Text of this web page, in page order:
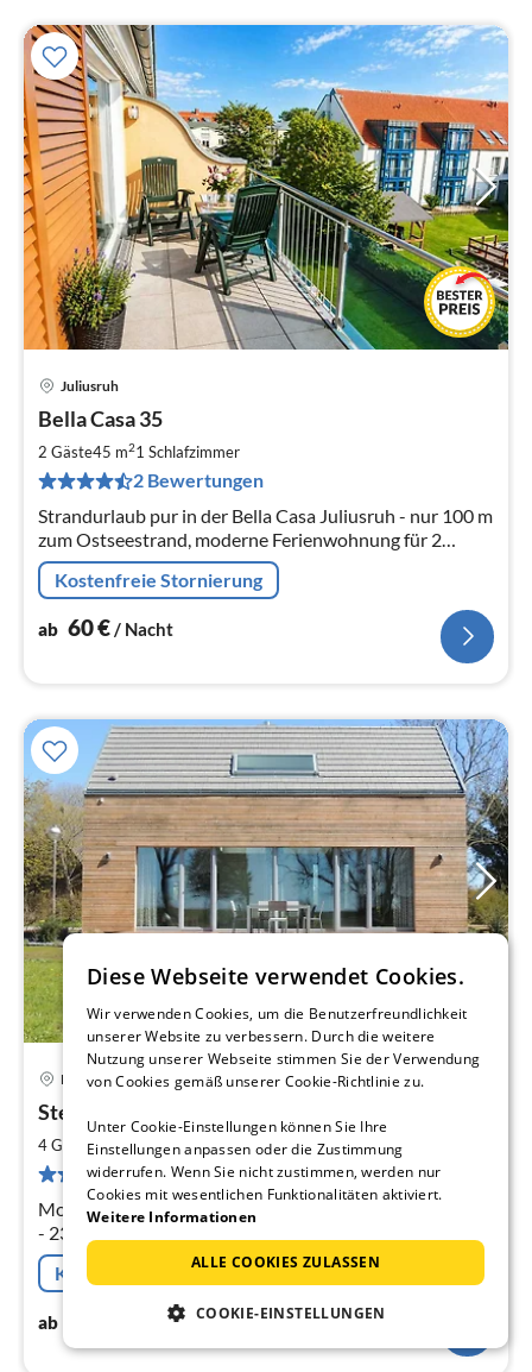
Juliusruh
Bella Casa 35
2 Gäste45 m21 Schlafzimmer
2 Bewertungen
Strandurlaub pur in der Bella Casa Juliusruh - nur 100 m
zum Ostseestrand, moderne Ferienwohnung für 2
Personen mit gehobener Ausstattung
Kostenfreie Stornierung
ab 60€ / Nacht
Putgarten
Stern am Kap 2
4 Gäste105 m 2Schlafzimmer
2 Bewertungen
Moderne Inselarchitektur 2017 - 105qm - für 4-5 Gäste
- 2300qm-Grundstück - Kamin - Wohn/Eß-Ebene über
11m Gesamtlänge - gehobene Ausstattung - Sauna -
Regendusche - Bidet - 2 WCs
Kostenfreie Stornierung
ab / Nacht
Diese Webseite verwendet Cookies.
Wir verwenden Cookies, um die Benutzerfreundlichkeit
unserer Website zu verbessern. Durch die weitere
Nutzung unserer Webseite stimmen Sie der Verwendung
von Cookies gemäß unserer Cookie-Richtlinie zu.
Unter Cookie-Einstellungen können Sie Ihre
Einstellungen anpassen oder die Zustimmung
widerrufen. Wenn Sie nicht zustimmen, werden nur
Cookies mit wesentlichen Funktionalitäten aktiviert.
Weitere Informationen
ALLE COOKIES ZULASSEN
COOKIE-EINSTELLUNGEN